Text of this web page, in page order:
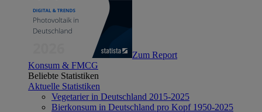
Zum Report
Konsum & FMCG
Beliebte Statistiken
Aktuelle Statistiken
Vegetarier in Deutschland 2015-2025
Bierkonsum in Deutschland pro Kopf 1950-2025